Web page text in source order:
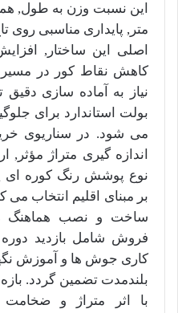
متر, پایداری مناسبی روی
اصلی این ساختار,
کاهش نقاط کور در
نیاز به آماده سازی دقیق
بولت استاندارد برای
می شود. در سناریوی
اندازه گیری متراژ مؤثر,
نوع پوشش رنگ کوره ای
بر مبنای اقلیم انتخاب می
ساخت و نصب هماهنگ
فروش شامل بازدید
کاری جوش ها و آموزش
بلندمدت تضمین گردد.
با اثر متراژ و ضخامت